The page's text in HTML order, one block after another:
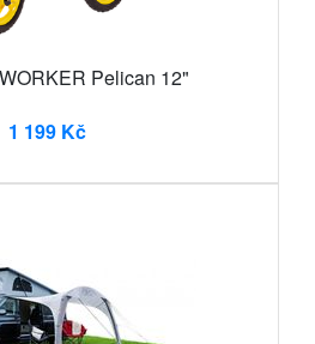
Pelican 12"
1 199 Kč